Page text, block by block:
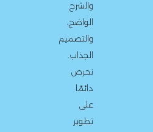
والشرح
الواضح،
والتصميم
الجذاب.
نحرص
دائمًا
على
تطوير